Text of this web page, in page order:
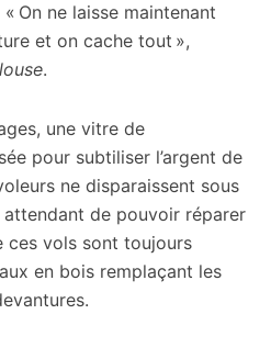
On ne laisse maintenant
et on cache tout »,
.
une vitre de
pour subtiliser l’argent de
ne disparaissent sous
de pouvoir réparer
ces vols sont toujours
en bois remplaçant les